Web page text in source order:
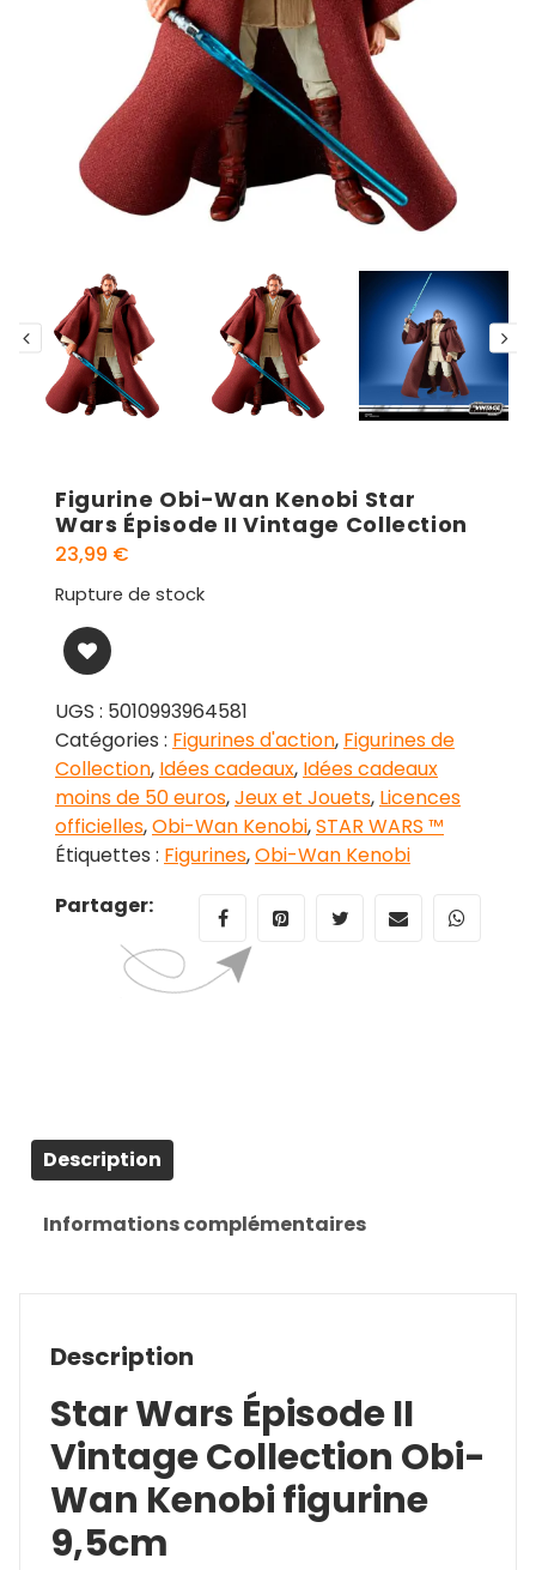
Figurine Obi-Wan Kenobi Star
Wars Épisode II Vintage Collection
23,99 €
Rupture de stock
UGS : 5010993964581
Catégories : Figurines d'action, Figurines de
Collection, Idées cadeaux, Idées cadeaux
moins de 50 euros,Jeux et Jouets, Licences
officielles,Obi-Wan Kenobi,STAR WARS ™
Étiquettes : Figurines,Obi-Wan Kenobi
Partager:
Description
Informations complémentaires
Description
Star Wars Épisode II
Vintage Collection Obi-
Wan Kenobi figurine
9,5cm